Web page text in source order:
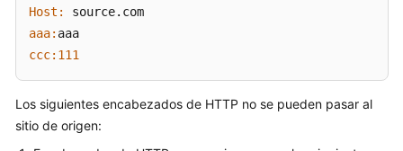
Host:
aaa:
ccc: 111
Los siguientes encabezados de HTTP no se pueden pasar al
sitio de origen: